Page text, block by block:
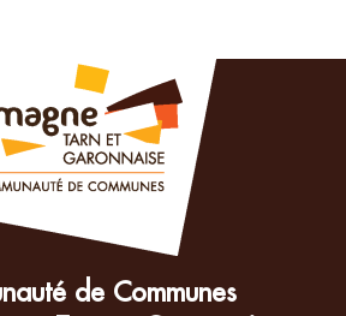
de Communes